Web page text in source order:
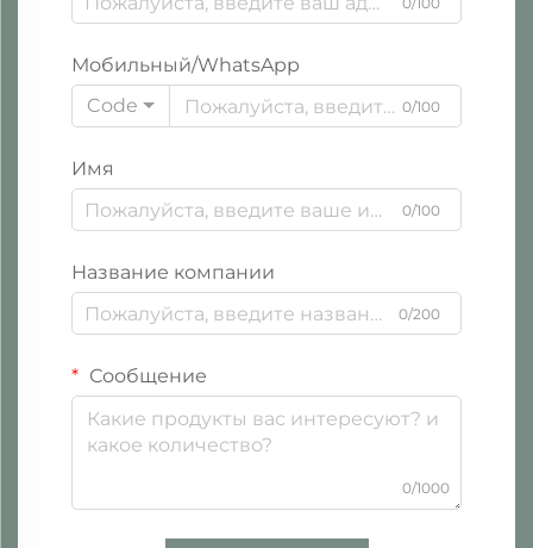
Мобильный/WhatsApp
Code
0/100
Имя
0/100
Название компании
0/200
Сообщение
0/1000